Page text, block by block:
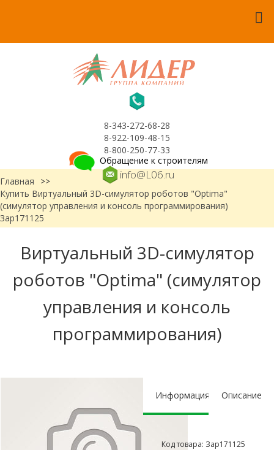
8-343-272-68-28
8-922-109-48-15
8-800-250-77-33
info@L06.ru
Обращение к строителям
Главная
>>
Купить Виртуальный 3D-симулятор роботов "Optima"
(симулятор управления и консоль программирования)
Зар171125
Виртуальный 3D-симулятор
роботов "Optima" (симулятор
управления и консоль
программирования)
Информация Описание
Код товара: Зар171125